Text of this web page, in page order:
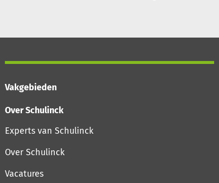
Vakgebieden
Over Schulinck
Experts van Schulinck
Over Schulinck
Vacatures